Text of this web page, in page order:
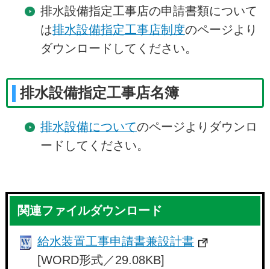
排水設備指定工事店の申請書類について
は排水設備指定工事店制度のページより
ダウンロードしてください。
排水設備指定工事店名簿
排水設備についてのページよりダウンロ
ードしてください。
関連ファイルダウンロード
給水装置工事申請書兼設計書
[WORD形式／29.08KB]